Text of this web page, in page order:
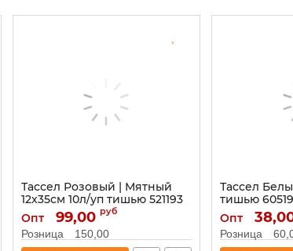
Тассел Розовый | Мятный
12х35см 10л/уп тишью 521193
Артикул: 521193
Опт 99,00 руб
Розница 150,00
Тассел
тишью
Артикул:
Опт
Розница